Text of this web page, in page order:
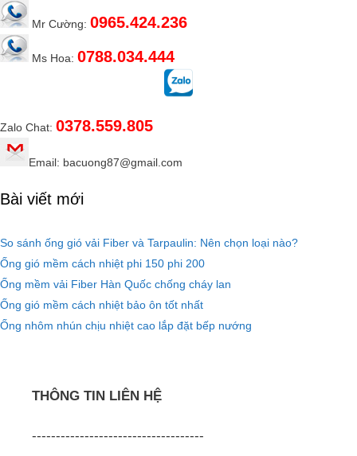
Mr Cường: 0965.424.236
Ms Hoa: 0788.034.444
Zalo Chat: 0378.559.805
Email: bacuong87@gmail.com
Bài viết mới
So sánh ống gió vải Fiber và Tarpaulin: Nên chọn loại nào?
Ống gió mềm cách nhiệt phi 150 phi 200
Ống mềm vải Fiber Hàn Quốc chống cháy lan
Ống gió mềm cách nhiệt bảo ôn tốt nhất
Ống nhôm nhún chịu nhiệt cao lắp đặt bếp nướng
THÔNG TIN LIÊN HỆ
------------------------------------